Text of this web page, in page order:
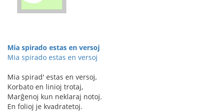
Mia spirado estas en versoj
Mia spirado estas en versoj
Mia spirad' estas en versoj,
Korbato en linioj trotaj,
Marĝenoj kun neklaraj notoj.
En folioj je kvadratetoj.